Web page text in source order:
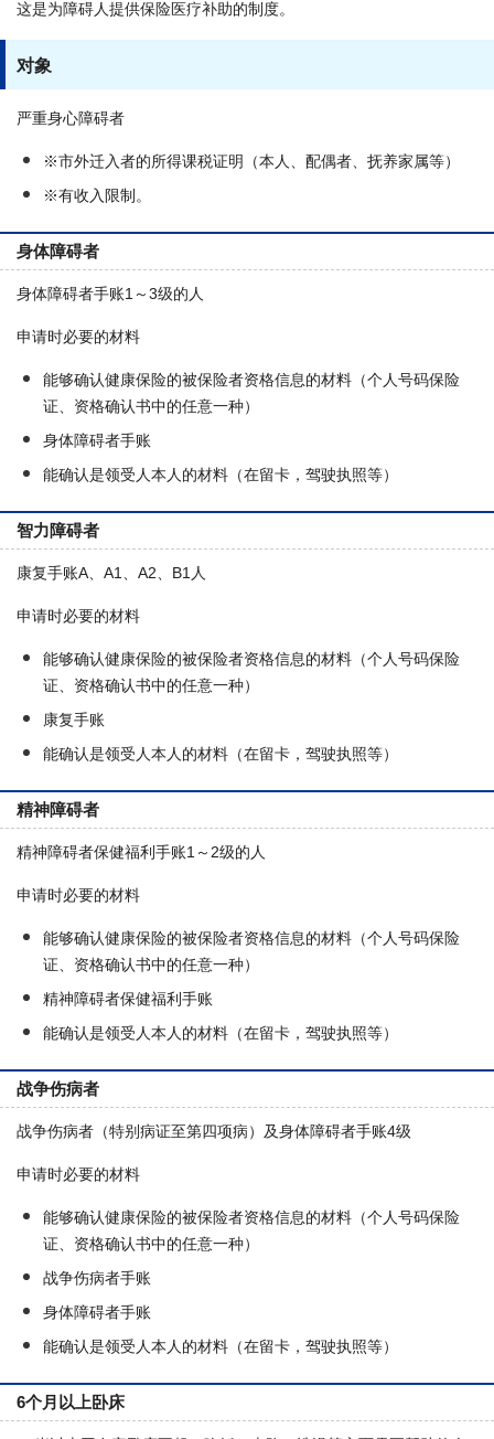
这是为障碍人提供保险医疗补助的制度。
对象
严重身心障碍者
※市外迁入者的所得课税证明（本人、配偶者、抚养家属等）
※有收入限制。
身体障碍者
身体障碍者手账1～3级的人
申请时必要的材料
能够确认健康保险的被保险者资格信息的材料（个人号码保险
证、资格确认书中的任意一种）
身体障碍者手账
能确认是领受人本人的材料（在留卡，驾驶执照等）
智力障碍者
康复手账A、A1、A2、B1人
申请时必要的材料
能够确认健康保险的被保险者资格信息的材料（个人号码保险
证、资格确认书中的任意一种）
康复手账
能确认是领受人本人的材料（在留卡，驾驶执照等）
精神障碍者
精神障碍者保健福利手账1～2级的人
申请时必要的材料
能够确认健康保险的被保险者资格信息的材料（个人号码保险
证、资格确认书中的任意一种）
精神障碍者保健福利手账
能确认是领受人本人的材料（在留卡，驾驶执照等）
战争伤病者
战争伤病者（特别病证至第四项病）及身体障碍者手账4级
申请时必要的材料
能够确认健康保险的被保险者资格信息的材料（个人号码保险
证、资格确认书中的任意一种）
战争伤病者手账
身体障碍者手账
能确认是领受人本人的材料（在留卡，驾驶执照等）
6个月以上卧床